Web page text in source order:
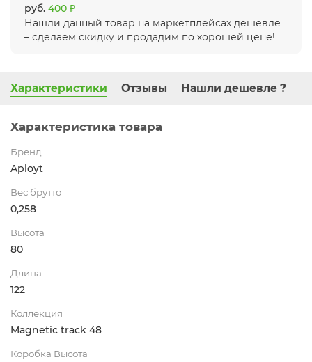
руб. 400 ₽
Нашли данный товар на маркетплейсах дешевле
– сделаем скидку и продадим по хорошей цене!
Характеристики Отзывы Нашли дешевле ?
Характеристика товара
Бренд
Aployt
Вес брутто
0,258
Высота
80
Длина
122
Коллекция
Magnetic track 48
Коробка Высота